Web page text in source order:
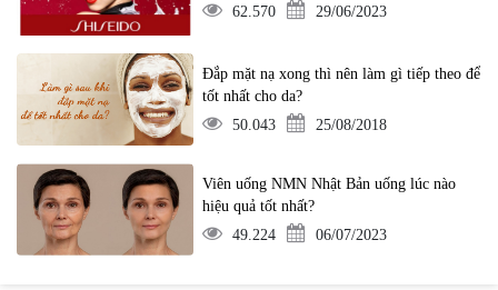
62.570
29/06/2023
Đắp mặt nạ xong thì nên làm gì tiếp theo để
tốt nhất cho da?
50.043
25/08/2018
Viên uống NMN Nhật Bản uống lúc nào
hiệu quả tốt nhất?
49.224
06/07/2023